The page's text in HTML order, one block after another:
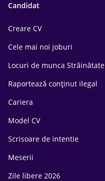
Candidat
Creare CV
Cele mai noi joburi
Locuri de munca Străinătate
Raportează conținut ilegal
Cariera
Model CV
Scrisoare de intentie
Meserii
Zile libere 2026